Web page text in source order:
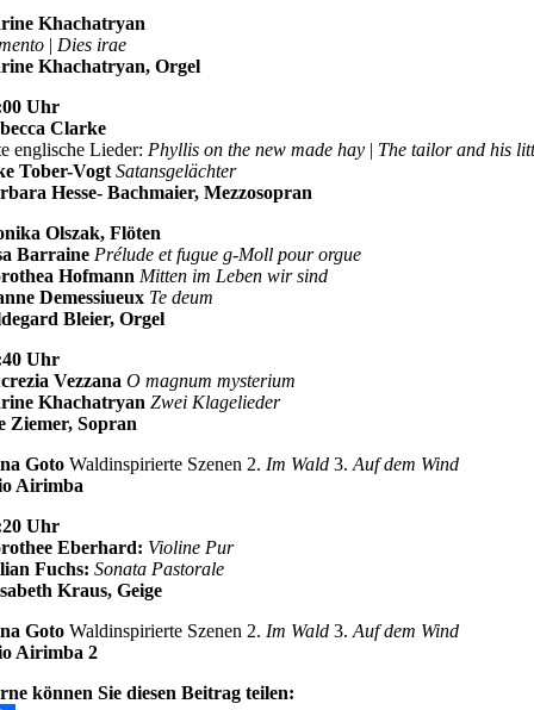
Khachatryan
| Dies irae
Khachatryan, Orgel
Uhr
Clarke
englische Lieder: Phyllis on the new made hay | The tailor and his
Tober-VogtSatansgelächter
Hesse- Bachmaier, Mezzosopran
Olszak, Flöten
Barraine Prélude et fugue g-Moll pour orgue
Hofmann Mitten im Leben wir sind
Demessiueux Te deum
Bleier, Orgel
Uhr
Vezzana O magnum mysterium
Khachatryan Zwei Klagelieder
Ziemer, Sopran
GotoWaldinspirierte Szenen 2. Im Wald 3.Auf dem Wind
Airimba
Uhr
Eberhard: Violine Pur
Fuchs: Sonata Pastorale
Kraus, Geige
GotoWaldinspirierte Szenen 2. Im Wald 3.Auf dem Wind
Airimba 2
können Sie diesen Beitrag teilen: